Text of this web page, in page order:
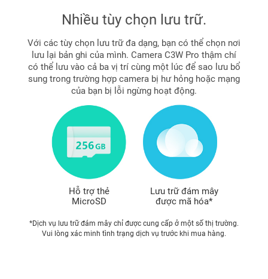
Nhiều tùy chọn lưu trữ.
Với các tùy chọn lưu trữ đa dạng, bạn có thể chọn nơi
lưu lại bản ghi của mình. Camera C3W Pro thậm chí
có thể lưu vào cả ba vị trí cùng một lúc để sao lưu bổ
sung trong trường hợp camera bị hư hỏng hoặc mạng
của bạn bị lỗi ngừng hoạt động.
Hỗ trợ thẻ
MicroSD
Lưu trữ đám mây
được mã hóa*
*Dịch vụ lưu trữ đám mây chỉ được cung cấp ở một số thị trường.
Vui lòng xác minh tình trạng dịch vụ trước khi mua hàng.